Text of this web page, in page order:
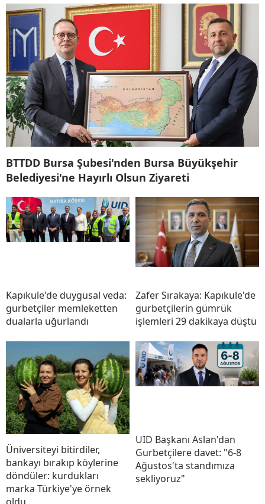
BTTDD Bursa Şubesi'nden Bursa Büyükşehir
Belediyesi'ne Hayırlı Olsun Ziyareti
Kapıkule'de duygusal veda:
gurbetçiler memleketten
dualarla uğurlandı
Zafer Sırakaya: Kapıkule'de
gurbetçilerin gümrük
işlemleri 29 dakikaya düştü
Üniversiteyi bitirdiler,
bankayı bırakıp köylerine
döndüler: kurdukları
marka Türkiye'ye örnek
UID Başkanı Aslan'dan
Gurbetçilere davet: "6-8
Ağustos'ta standımıza
sekliyoruz"